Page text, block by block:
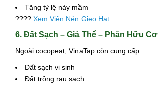
Tăng tỷ lệ nảy mầm
???? Xem Viên Nén Gieo Hạt
6. Đất Sạch – Giá Thể – Phân Hữu Cơ
Ngoài cocopeat, VinaTap còn cung cấp:
Đất sạch vi sinh
Đất trồng rau sạch